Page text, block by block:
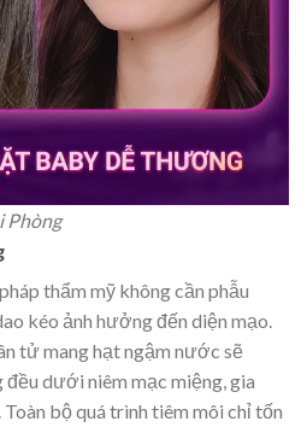
Phòng
thẩm mỹ không cần phẫu
kéo ảnh hưởng đến diện mạo.
tử mang hạt ngậm nước sẽ
đều dưới niêm mạc miệng, gia
bộ quá trình tiêm môi chỉ tốn